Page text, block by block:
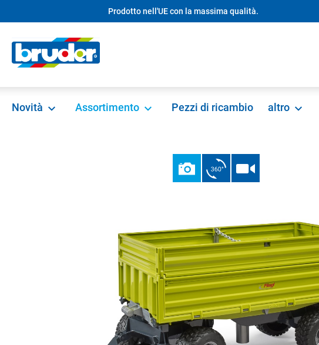
Passa alla navigazione principaleProdotto nell'UE con la massima qualità.
Novità Assortimento Pezzi di ricambio altro